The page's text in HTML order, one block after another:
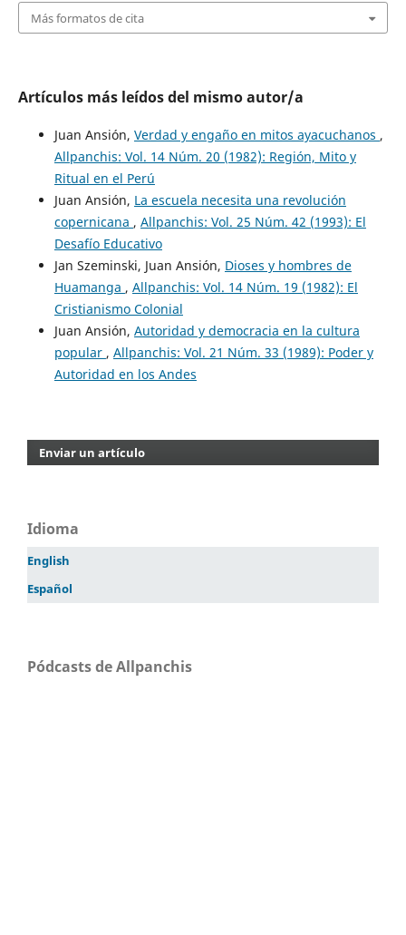
Más formatos de cita
Artículos más leídos del mismo autor/a
Juan Ansión, Verdad y engaño en mitos ayacuchanos ,
Allpanchis: Vol. 14 Núm. 20 (1982): Región, Mito y
Ritual en el Perú
Juan Ansión, La escuela necesita una revolución
copernicana , Allpanchis: Vol. 25 Núm. 42 (1993): El
Desafío Educativo
Jan Szeminski, Juan Ansión, Dioses y hombres de
Huamanga , Allpanchis: Vol. 14 Núm. 19 (1982): El
Cristianismo Colonial
Juan Ansión, Autoridad y democracia en la cultura
popular , Allpanchis: Vol. 21 Núm. 33 (1989): Poder y
Autoridad en los Andes
Enviar un artículo
Idioma
English
Español
Pódcasts de Allpanchis